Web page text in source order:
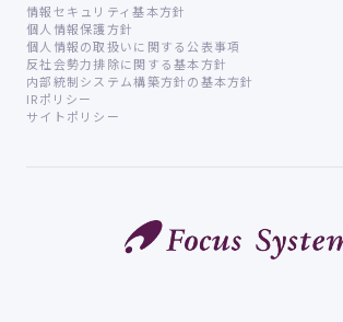
情報セキュリティ基本方針
個人情報保護方針
個人情報の取扱いに関する公表事項
反社会勢力排除に関する基本方針
内部統制システム構築方針の基本方針
IRポリシー
サイトポリシー